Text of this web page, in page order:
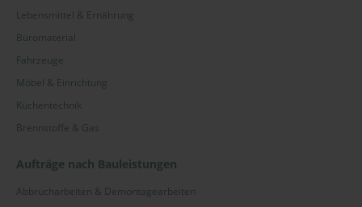
Lebensmittel & Ernährung
Büromaterial
Fahrzeuge
Möbel & Einrichtung
Küchentechnik
Brennstoffe & Gas
Aufträge nach Bauleistungen
Abbrucharbeiten & Demontagearbeiten